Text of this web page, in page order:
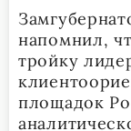
напомнил,
тройку
площадок